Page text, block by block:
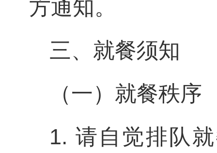
方通知。
三、就餐须知
（一）就餐秩序
1. 请自觉排队